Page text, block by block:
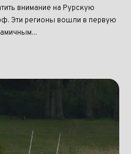
внимание на Рурскую
Эти регионы вошли в первую